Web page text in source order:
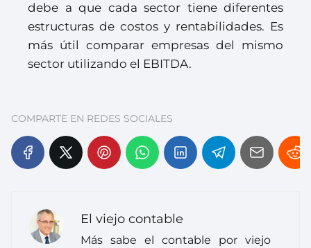
debe a que cada sector tiene diferentes
estructuras de costos y rentabilidades. Es
más útil comparar empresas del mismo
sector utilizando el EBITDA.
COMPARTE EN REDES SOCIALES
El viejo contable
Más sabe el contable por viejo